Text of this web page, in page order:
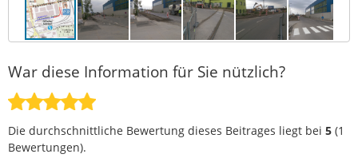
War diese Information für Sie nützlich?
Die durchschnittliche Bewertung dieses Beitrages liegt bei 5 (1
Bewertungen).